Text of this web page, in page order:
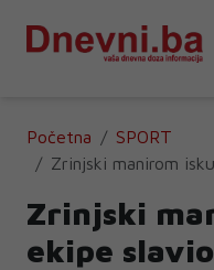
Početna
SPORT
Zrinjski manirom
Zrinjski
ekipe